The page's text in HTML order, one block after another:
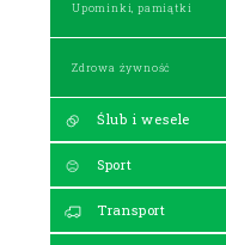
Upominki, pamiątki
Zdrowa żywność
Ślub i wesele
Sport
Transport